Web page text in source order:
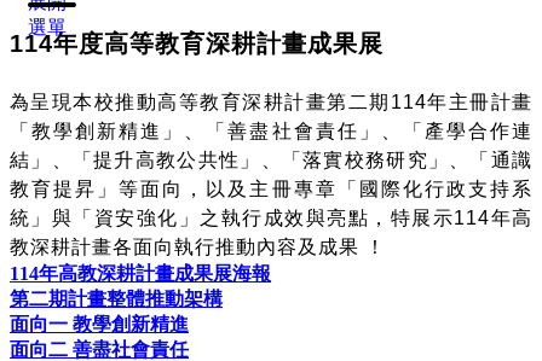
選單
114年度高等教育深耕計畫成果展
為呈現本校推動高等教育深耕計畫第二期114年主冊計畫
「教學創新精進」、「善盡社會責任」、「產學合作連
結」、「提升高教公共性」、「落實校務研究」、「通識
教育提昇」等面向，以及主冊專章「國際化行政支持系
統」與「資安強化」之執行成效與亮點，特展示114年高
教深耕計畫各面向執行推動內容及成果 ！
114年高教深耕計畫成果展海報
第二期計畫整體推動架構
面向一 教學創新精進
面向二 善盡社會責任